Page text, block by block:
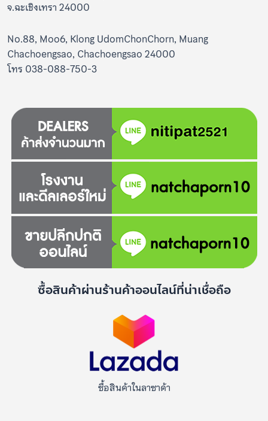
จ.ฉะเชิงเทรา 24000
No.88, Moo6, Klong UdomChonChorn, Muang
Chachoengsao, Chachoengsao 24000
โทร 038-088-750-3
ซื้อสินค้าผ่านร้านค้าออนไลน์ที่น่าเชื่อถือ
ซื้อสินค้าในลาซาด้า